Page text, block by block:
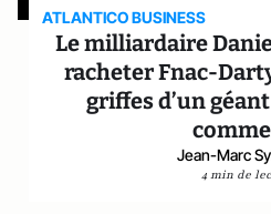
ATLANTICO BUSINESS
Le milliardaire
racheter Fnac-
griffes d’un
Jean-Marc
4 min de